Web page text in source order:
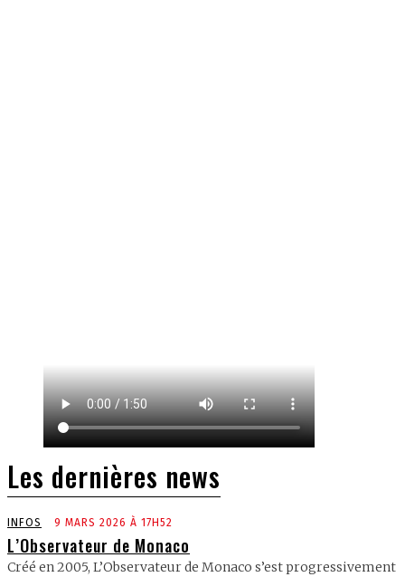
Les dernières news
INFOS 9 MARS 2026 À 17H52
L’Observateur de Monaco
Créé en 2005, L’Observateur de Monaco s’est progressivement